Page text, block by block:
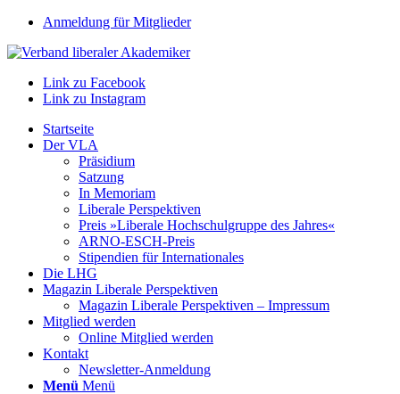
Anmeldung für Mitglieder
Link zu Facebook
Link zu Instagram
Startseite
Der VLA
Präsidium
Satzung
In Memoriam
Liberale Perspektiven
Preis »Liberale Hochschulgruppe des Jahres«
ARNO-ESCH-Preis
Stipendien für Internationales
Die LHG
Magazin Liberale Perspektiven
Magazin Liberale Perspektiven – Impressum
Mitglied werden
Online Mitglied werden
Kontakt
Newsletter-Anmeldung
Menü Menü